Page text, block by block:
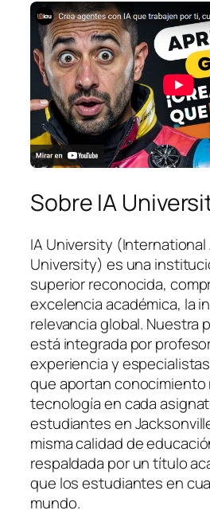
Sobre IA
IA University (International
University) es una
superior reconocida,
excelencia académica, la
relevancia global. Nuestra
está integrada por
experiencia y
que aportan conocimiento
tecnología en cada
estudiantes en
misma calidad de
respaldada por un título
que los estudiantes en
mundo.